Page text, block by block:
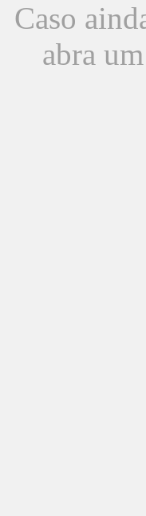
Caso
abra